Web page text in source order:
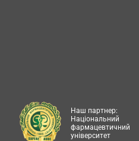
Наш партнер:
Національний
фармацевтичний
університет